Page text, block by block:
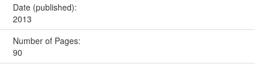
Date (published):
2013
Number of Pages:
90